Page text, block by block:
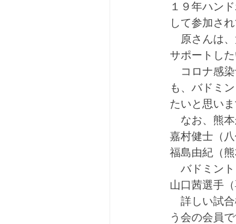
１９年ハン
して参加され
原さんは、
サポートした
コロナ感染
も、バドミ
たいと思いま
なお、熊本
嘉村健士（
福島由紀（熊
バドミント
山口茜選手
詳しい試合
う会の会員